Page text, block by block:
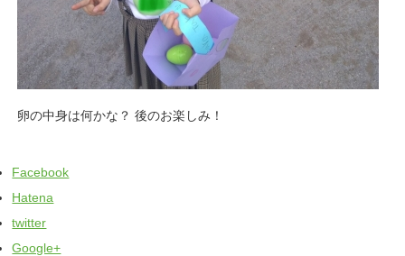
卵の中身は何かな？ 後のお楽しみ！
Facebook
Hatena
twitter
Google+